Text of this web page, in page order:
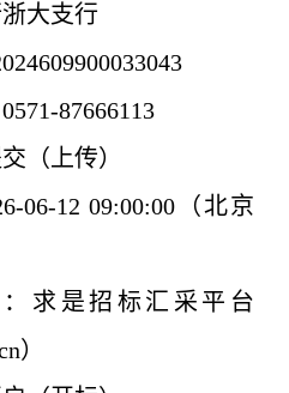
大支行
87666113
（上传）
06-12 09:00:00（北京
求是招标汇采平台
）